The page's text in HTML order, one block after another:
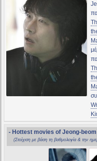
- Hottest movies of Jeong-
(Στοίχιση με βάση τη βαθμολογία & την